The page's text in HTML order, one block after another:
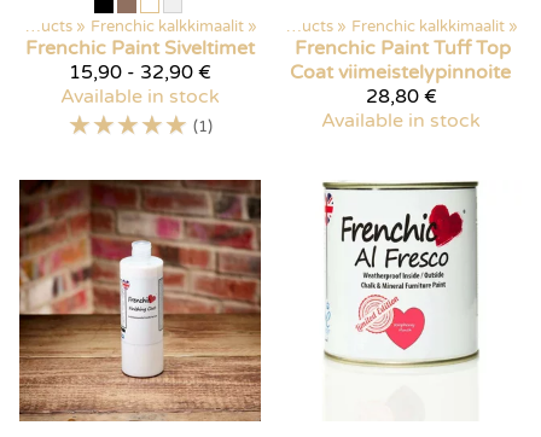
Products ‪» Frenchic kalkkimaalit ‪»
Frenchic Paint Siveltimet
15,90 - 32,90 €
Available in stock
☆☆☆☆☆ (1)
Products ‪» Frenchic kalkkimaalit ‪»
Frenchic Paint Tuff Top
Coat viimeistelypinnoite
28,80 €
Available in stock